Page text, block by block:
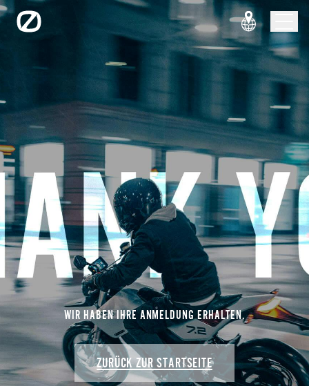
WIR HABEN IHRE ANMELDUNG ERHALTEN.
ZURÜCK ZUR STARTSEITE